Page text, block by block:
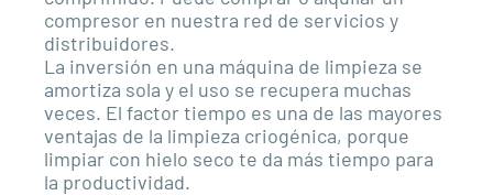
compresor en nuestra red de servicios y
distribuidores.
La inversión en una máquina de limpieza se
amortiza sola y el uso se recupera muchas
veces. El factor tiempo es una de las mayores
ventajas de la limpieza criogénica, porque
limpiar con hielo seco te da más tiempo para
la productividad.